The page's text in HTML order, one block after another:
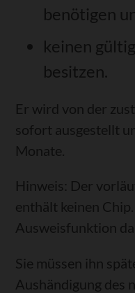
benötigen
keinen
besitzen.
Er wird von der
sofort ausgestellt
Monate.
Hinweis: Der
enthält keinen
Ausweisfunktion
Sie müssen ihn
Aushändigung des